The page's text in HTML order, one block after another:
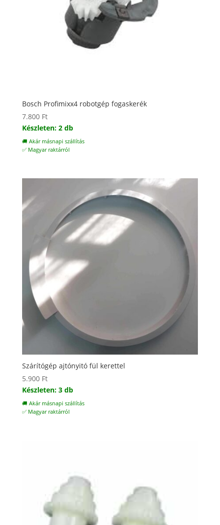
Bosch Profimixx4 robotgép fogaskerék
7.800 Ft
Készleten: 2 db
🚚 Akár másnapi szállítás
✅ Magyar raktárról
Szárítógép ajtónyitó fül kerettel
5.900 Ft
Készleten: 3 db
🚚 Akár másnapi szállítás
✅ Magyar raktárról